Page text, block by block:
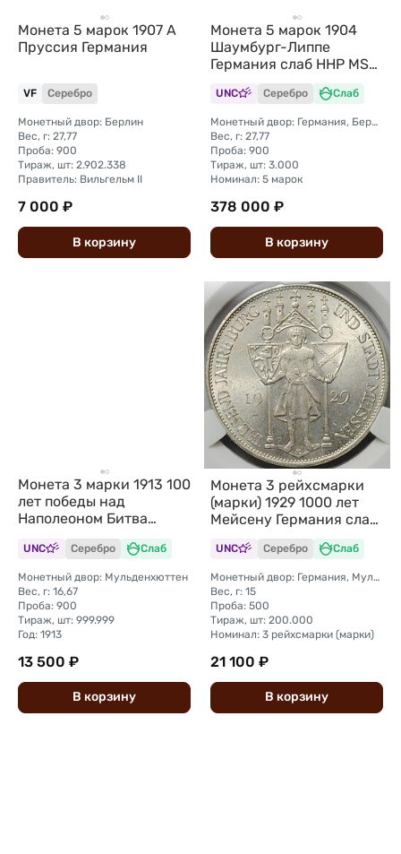
Монета 5 марок 1907 А
Пруссия Германия
VF Серебро
Монетный двор: Берлин
Вес, г: 27,77
Проба: 900
Тираж, шт: 2.902.338
Правитель: Вильгельм II
7 000 ₽
В корзину
Монета 5 марок 1904
Шаумбург-Липпе
Германия слаб ННР MS
UNC Серебро Слаб
Монетный двор: Германия, Берлин
Вес, г: 27,77
Проба: 900
Тираж, шт: 3.000
Номинал: 5 марок
378 000 ₽
В корзину
Монета 3 марки 1913 100
лет победы над
Наполеоном Битва
Народов Саксония
Германия слаб ННР MS
64
UNC Серебро Слаб
Монетный двор: Мульденхюттен
Вес, г: 16,67
Проба: 900
Тираж, шт: 999.999
Год: 1913
13 500 ₽
В корзину
Монета 3 рейхсмарки
(марки) 1929 1000 лет
Мейсену Германия слаб
CPRC MS 64
UNC Серебро Слаб
Монетный двор: Германия, Мульденхюттен
Вес, г: 15
Проба: 500
Тираж, шт: 200.000
Номинал: 3 рейхсмарки (марки)
21 100 ₽
В корзину